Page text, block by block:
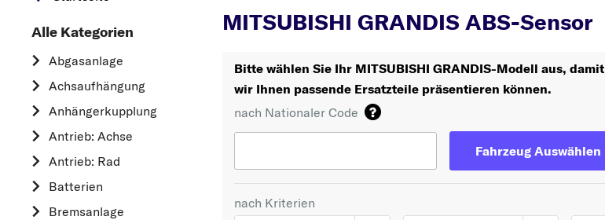
Alle Kategorien
Abgasanlage
Achsaufhängung
Anhängerkupplung
Antrieb: Achse
Antrieb: Rad
Batterien
Bremsanlage
MITSUBISHI GRANDIS ABS-Sensor
Bitte wählen Sie Ihr MITSUBISHI GRANDIS-Modell aus, damit
wir Ihnen passende Ersatzteile präsentieren können.
nach Nationaler Code
Fahrzeug Auswählen
nach Kriterien